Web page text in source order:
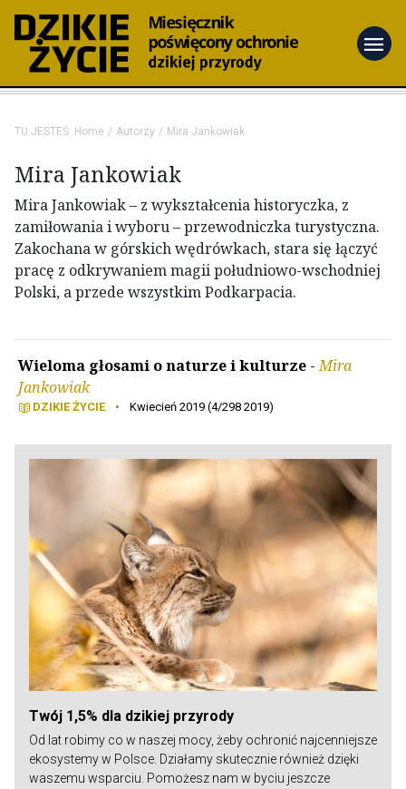
menu
TU JESTEŚ: Home Autorzy Mira Jankowiak
Mira Jankowiak
Mira Jankowiak – z wykształcenia historyczka, z
zamiłowania i wyboru – przewodniczka turystyczna.
Zakochana w górskich wędrówkach, stara się łączyć
pracę z odkrywaniem magii południowo-wschodniej
Polski, a przede wszystkim Podkarpacia.
Wieloma głosami o naturze i kulturze -Mira
Jankowiak
DZIKIE ŻYCIE • Kwiecień 2019 (4/298 2019)
Twój 1,5% dla dzikiej przyrody
Od lat robimy co w naszej mocy, żeby ochronić najcenniejsze
ekosystemy w Polsce. Działamy skutecznie również dzięki
waszemu wsparciu. Pomożesz nam w byciu jeszcze